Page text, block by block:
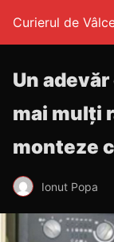
Curierul de
Un
mai mulți
monteze
Ionut Popa